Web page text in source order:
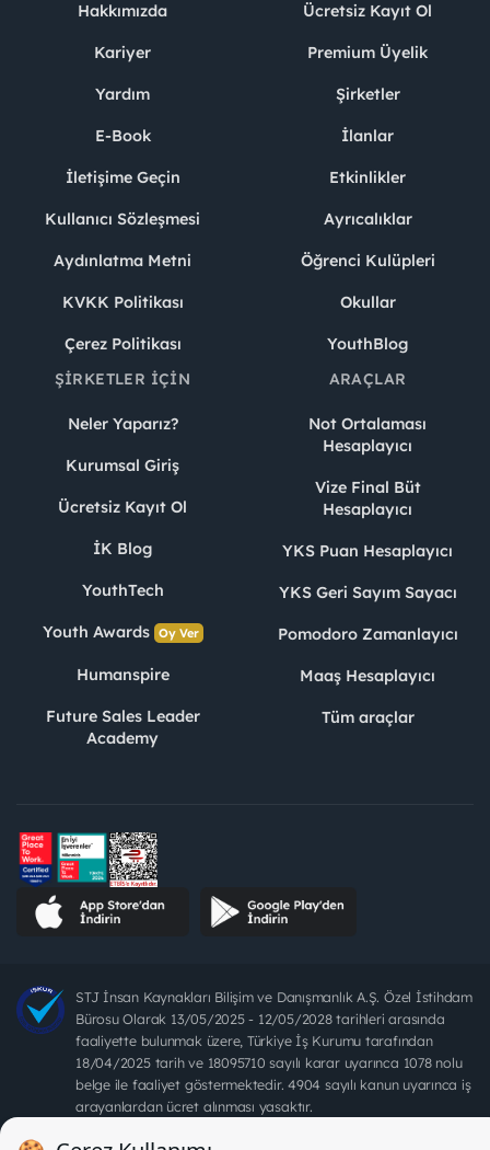
Hakkımızda
Kariyer
Yardım
E-Book
İletişime Geçin
Kullanıcı Sözleşmesi
Aydınlatma Metni
KVKK Politikası
Çerez Politikası
Ücretsiz Kayıt Ol
Premium Üyelik
Şirketler
İlanlar
Etkinlikler
Ayrıcalıklar
Öğrenci Kulüpleri
Okullar
YouthBlog
ŞIRKETLER İÇIN
Neler Yaparız?
Kurumsal Giriş
Ücretsiz Kayıt Ol
İK Blog
YouthTech
Youth Awards Oy Ver
Humanspire
Future Sales Leader
Academy
ARAÇLAR
Not Ortalaması
Hesaplayıcı
Vize Final Büt
Hesaplayıcı
YKS Puan Hesaplayıcı
YKS Geri Sayım Sayacı
Pomodoro Zamanlayıcı
Maaş Hesaplayıcı
Tüm araçlar
STJ İnsan Kaynakları Bilişim ve Danışmanlık A.Ş. Özel İstihdam
Bürosu Olarak 13/05/2025 - 12/05/2028 tarihleri arasında
faaliyette bulunmak üzere, Türkiye İş Kurumu tarafından
18/04/2025 tarih ve 18095710 sayılı karar uyarınca 1078 nolu
belge ile faaliyet göstermektedir. 4904 sayılı kanun uyarınca iş
arayanlardan ücret alınması yasaktır.